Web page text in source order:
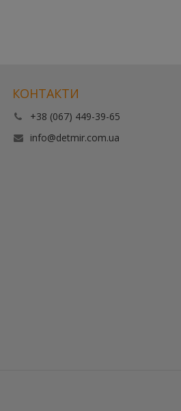
КОНТАКТИ
+38 (067) 449-39-65
info@detmir.com.ua